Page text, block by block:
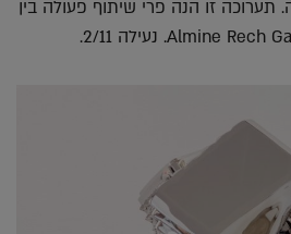
תערוכה זו הנה פרי שיתוף פעולה בין